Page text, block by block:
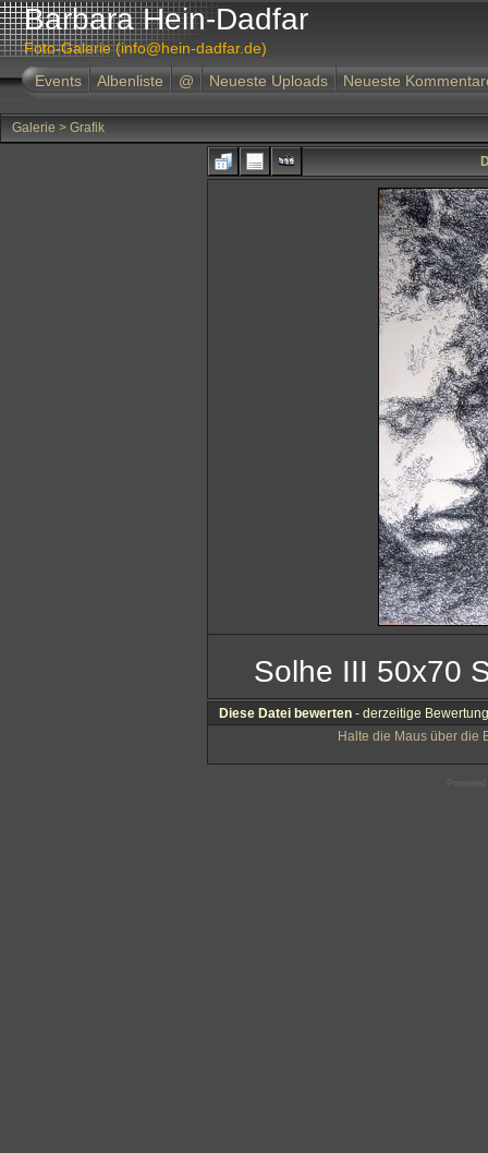
Barbara Hein-Dadfar
Foto-Galerie (info@hein-dadfar.de)
Events
Albenliste @ Neueste Uploads Neueste
Galerie > Grafik
Solhe III 50x70
Diese Datei bewerten - derzeitige
Halte die Maus über die